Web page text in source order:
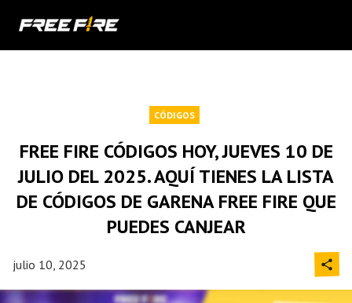
CÓDIGOS
FREE FIRE CÓDIGOS HOY, JUEVES 10 DE
JULIO DEL 2025. AQUÍ TIENES LA LISTA
DE CÓDIGOS DE GARENA FREE FIRE QUE
PUEDES CANJEAR
julio 10, 2025